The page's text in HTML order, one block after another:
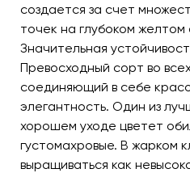
создается за счет
точек на глубоком
Значительная
Превосходный сорт во
соединяющий в себе
элегантность. Один из
хорошем уходе цветет
густомахровые. В жарком
выращиваться как